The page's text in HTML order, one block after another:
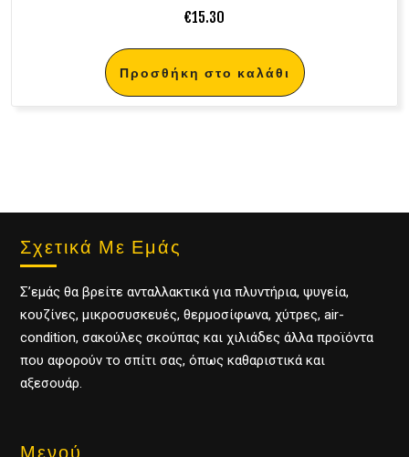
€15.30
Προσθήκη στο καλάθι
Σχετικά Με Εμάς
Σ’εμάς θα βρείτε ανταλλακτικά για πλυντήρια, ψυγεία,
κουζίνες, μικροσυσκευές, θερμοσίφωνα, χύτρες, air-
condition, σακούλες σκούπας και χιλιάδες άλλα προϊόντα
που αφορούν το σπίτι σας, όπως καθαριστικά και
αξεσουάρ.
Μενού